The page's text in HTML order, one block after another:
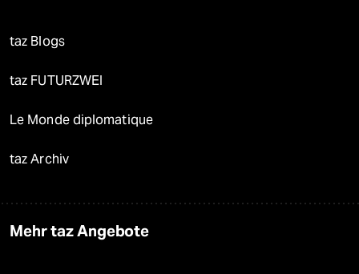
taz Blogs
taz FUTURZWEI
Le Monde diplomatique
taz Archiv
Mehr taz Angebote